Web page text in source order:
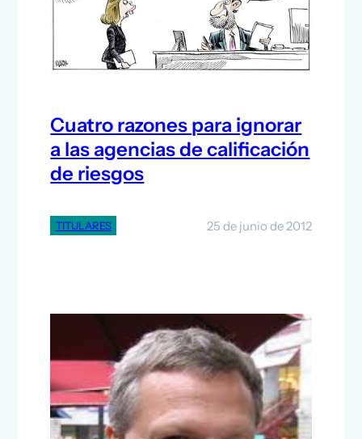
Cuatro razones para ignorar
a las agencias de calificación
de riesgos
TITULARES 25 de junio de 2012